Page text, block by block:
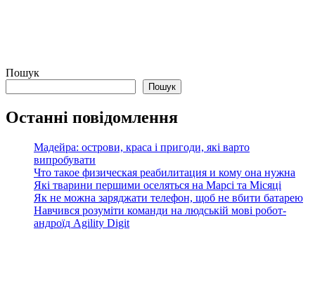
Пошук
Пошук
Останні повідомлення
Мадейра: острови, краса і пригоди, які варто
випробувати
Что такое физическая реабилитация и кому она нужна
Які тварини першими оселяться на Марсі та Місяці
Як не можна заряджати телефон, щоб не вбити батарею
Навчився розуміти команди на людській мові робот-
андроїд Agility Digit